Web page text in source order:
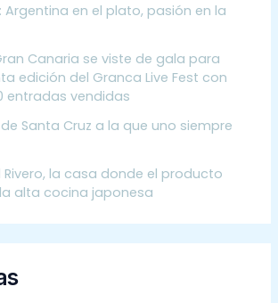
Argentina en el plato, pasión en la
Canaria se viste de gala para
edición del Granca Live Fest con
entradas vendidas
Santa Cruz a la que uno siempre
Rivero, la casa donde el producto
alta cocina japonesa